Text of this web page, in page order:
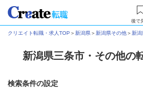
後で
クリエイト転職・求人TOP ＞新潟県＞新潟県その他＞新潟
新潟県三条市・その他の
検索条件の設定